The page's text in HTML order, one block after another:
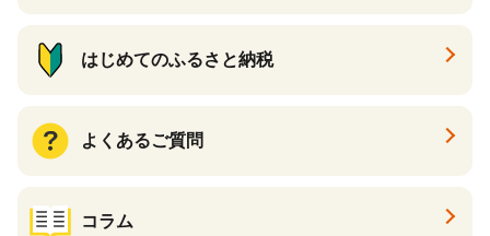
はじめてのふるさと納税
よくあるご質問
コラム